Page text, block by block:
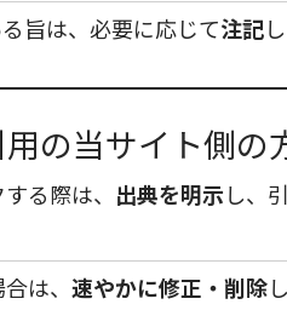
旨は、必要に応じて注記
の当サイト側の
る際は、 出典を明示し、
は、 速やかに修正・削除